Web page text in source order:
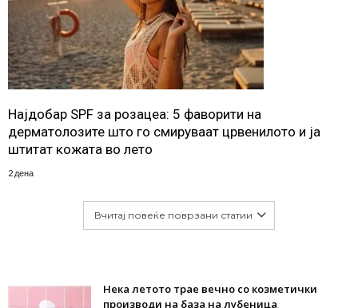
Најдобар SPF за розацеа: 5 фаворити на
дерматолозите што го смируваат црвенилото и ја
штитат кожата во лето
2 дена
Вчитај повеќе поврзани статии
Нека летото трае вечно со козметички
производи на база на лубеница